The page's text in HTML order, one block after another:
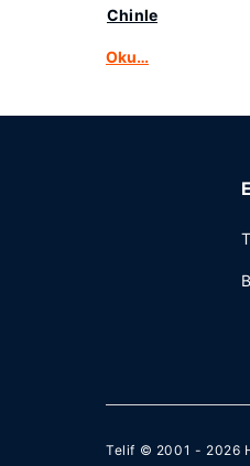
Chinle
Oku…
Telif © 2001 - 2026